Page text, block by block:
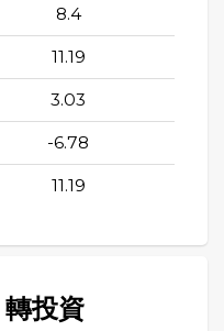
8.4
11.19
3.03
-6.78
11.19
投資